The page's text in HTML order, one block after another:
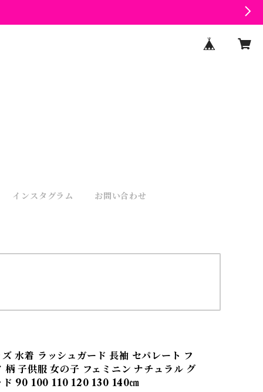
インスタグラム お問い合わせ
水着 ラッシュガード 長袖 セパレート フ
柄 子供服 女の子 フェミニン ナチュラル グ
ド 90 100 110 120 130 140㎝